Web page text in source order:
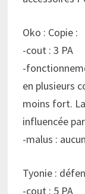
Oko : Copie :
-cout : 3 PA
-
en plusieurs
moins fort.
influencée
-malus : aucun
Tyonie :
-cout : 5 PA